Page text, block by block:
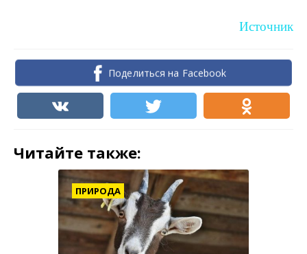
Источник
Поделиться на Facebook
Читайте также:
ПРИРОДА